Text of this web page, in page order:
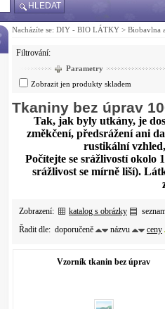
HLEDAT
Nacházíte se: DIY - BIO LÁTKY > Biobavlna
Filtrování:
Parametry
Zobrazit jen produkty skladem
Tkaniny bez úprav
Tak, jak byly utkány, je
změkčení, předsrážení ani
rustikální
Počítejte se srážlivostí okolo
srážlivost se mírně liší).
Zobrazení: katalog s obrázky
Řadit dle: doporučeně názvu ceny
Vzorník tkanin bez úprav